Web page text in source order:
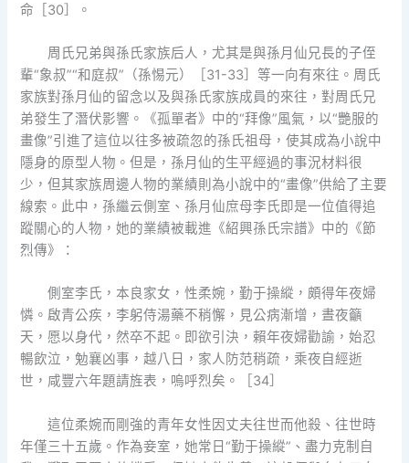
命［30］。
周氏兄弟與孫氏家族后人，尤其是與孫月仙兄長的子侄
輩“象叔”“和庭叔”（孫惕元）［31-33］等一向有來往。周氏
家族對孫月仙的留念以及與孫氏家族成員的來往，對周氏兄
弟發生了潛伏影響。《孤單者》中的“拜像”風氣，以“艷服的
畫像”引進了這位以往多被疏忽的孫氏祖母，使其成為小說中
隱身的原型人物。但是，孫月仙的生平經過的事況材料很
少，但其家族周邊人物的業績則為小說中的“畫像”供給了主要
線索。此中，孫繼云側室、孫月仙庶母李氏即是一位值得追
蹤關心的人物，她的業績被載進《紹興孫氏宗譜》中的《節
烈傳》：
側室李氏，本良家女，性柔婉，勤于操縱，頗得年夜婦
憐。啟青公疾，李躬侍湯藥不稍懈，見公病漸增，晝夜籲
天，愿以身代，然卒不起。即欲引決，賴年夜婦勸諭，始忍
暢飲泣，勉襄凶事，越八日，家人防范稍疏，乘夜自經逝
世，咸豐六年題請旌表，嗚呼烈矣。［34］
這位柔婉而剛強的青年女性因丈夫往世而他殺、往世時
年僅三十五歲。作為妾室，她常日“勤于操縱”、盡力克制自